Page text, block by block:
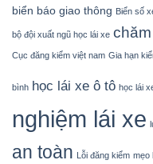
biển báo giao thông Biển số
bộ đội xuất ngũ học lái xe
Cục đăng kiểm việt nam Gia hạn
bình học lái xe ô tô học lái
nghiệm lái xe
an toàn
Lỗi đăng kiểm mẹo